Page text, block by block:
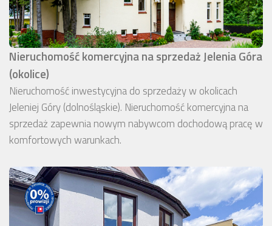
Nieruchomość komercyjna na sprzedaż Jelenia Góra
(okolice)
Nieruchomość inwestycyjna do sprzedaży w okolicach
Jeleniej Góry (dolnośląskie). Nieruchomość komercyjna na
sprzedaż zapewnia nowym nabywcom dochodową pracę w
komfortowych warunkach.